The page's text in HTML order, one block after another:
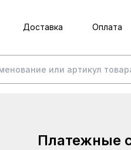
Доставка Оплата
Платежные